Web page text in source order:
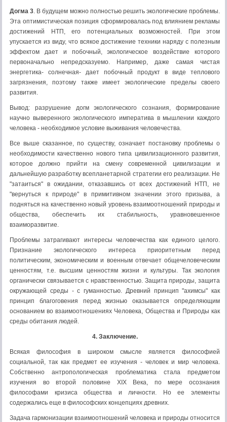
Догма 3. В будущем можно полностью решить экологические проблемы.
Эта оптимистическая позиция сформировалась под влиянием рекламы
достижений НТП, его потенциальных возможностей. При этом
упускается из виду, что всякое достижение техники наряду с полезным
эффектом дает и побочный, экологическое воздействие которого
первоначально непредсказуемо. Например, даже самая чистая
энергетика- солнечная- дает побочный продукт в виде теплового
загрязнения, поэтому также имеет экологические пределы своего
развития.
Вывод: разрушение догм экологического сознания, формирование
научно выверенного экологического императива в мышлении каждого
человека - необходимое условие выживания человечества.
Все выше сказанное, по существу, означает постановку проблемы о
необходимости качественно нового типа цивилизационного развития,
которое должно прийти на смену современной цивилизации и
дальнейшую разработку всепланетарной стратегии его реализации. Не
"затаиться" в ожидании, отказавшись от всех достижений НТП, не
"вернуться к природе" в примитивном значении этого призыва, а
подняться на качественно новый уровень взаимоотношений природы и
общества, обеспечить их стабильность, уравновешенное
взаиморазвитие.
Проблемы затрагивают интересы человечества как единого целого.
Признание экологического интереса приоритетным перед
политическим, экономическим и военным отвечает общечеловеческим
ценностям, т.е. высшим ценностям жизни и культуры. Так экология
органически связывается с нравственностью. Защита природы, защита
окружающей среды - с гуманностью. Древний принцип "ахимсы" как
принцип благоговения перед жизнью оказывается определяющим
основанием во взаимоотношениях Человека, Общества и Природы как
среды обитания людей.
4. Заключение.
Всякая философия в широком смысле является философией
социальной, так как предмет ее изучения - человек и мир человека.
Собственно антропологическая проблематика стала предметом
изучения во второй половине XIX Века, по мере осознания
философами кризиса общества и личности. Но ее элементы
содержались еще в философских концепциях древних.
Задача гармонизации взаимоотношений человека и природы относится